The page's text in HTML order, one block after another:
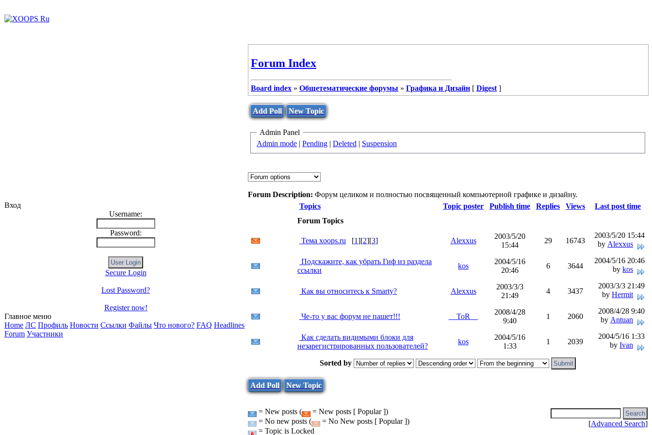
Вход
Username:
Password:
Secure Login
Lost Password?
Register now!
Главное меню
Home ЛС Профиль Новости Ссылки Файлы Что нового? FAQ Headlines
Forum Участники
Forum Index
Board index » Общетематические форумы » Графика и Дизайн [ Digest ]
Add Poll New Topic
Admin Panel
Admin mode | Pending | Deleted | Suspension
Forum Description: Форум целиком и полностью посвященный компьютерной графике и дизайну.
Topics
Topic poster Publish time Replies Views
Last post time
Forum Topics
Тема xoops.ru [1][2][3] Alexxus
2003/5/20
15:44
29 16743
2003/5/20 15:44
by Alexxus
Подскажите, как убрать Гиф из раздела
ссылки
kos
2004/5/16
20:46
6 3644
2004/5/16 20:46
by kos
Как вы относитесь к Smarty? Alexxus
2003/3/3
21:49
4 3437
2003/3/3 21:49
by Hermit
Че-то у вас форум не пашет!!! __ToR__
2008/4/28
9:40
1 2060
2008/4/28 9:40
by Antuan
Как сделать видимыми блоки для
незарегистрированных пользователей?
kos
2004/5/16
1:33
1 2039
2004/5/16 1:33
by Ivan
Sorted by
Add Poll New Topic
= New posts (
= New posts [ Popular ])
= No new posts (
= No New posts [ Popular ])
= Topic is Locked
[Advanced Search]